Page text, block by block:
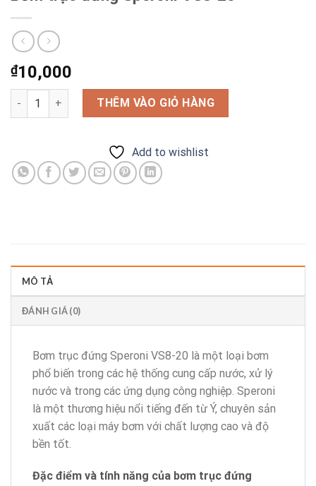
₫10,000
Bơm trục đứng Speroni VS8-20 số lượng
THÊM VÀO GIỎ HÀNG
Add to wishlist
MÔ TẢ
ĐÁNH GIÁ (0)
Bơm trục đứng Speroni VS8-20 là một loại bơm
phổ biến trong các hệ thống cung cấp nước, xử lý
nước và trong các ứng dụng công nghiệp. Speroni
là một thương hiệu nổi tiếng đến từ Ý, chuyên sản
xuất các loại máy bơm với chất lượng cao và độ
bền tốt.
Đặc điểm và tính năng của bơm trục đứng